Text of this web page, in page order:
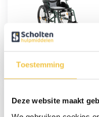
Toestemming
Deze website maakt
MultiMotion M10
Lichtgewicht - 45 cm